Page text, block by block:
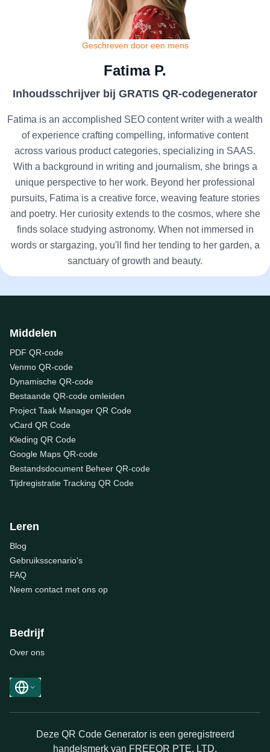
Geschreven door een mens
Fatima P.
Inhoudsschrijver bij GRATIS QR-codegenerator
Fatima is an accomplished SEO content writer with a wealth
of experience crafting compelling, informative content
across various product categories, specializing in SAAS.
With a background in writing and journalism, she brings a
unique perspective to her work. Beyond her professional
pursuits, Fatima is a creative force, weaving feature stories
and poetry. Her curiosity extends to the cosmos, where she
finds solace studying astronomy. When not immersed in
words or stargazing, you'll find her tending to her garden, a
sanctuary of growth and beauty.
Middelen
PDF QR-code
Venmo QR-code
Dynamische QR-code
Bestaande QR-code omleiden
Project Taak Manager QR Code
vCard QR Code
Kleding QR Code
Google Maps QR-code
Bestandsdocument Beheer QR-code
Tijdregistratie Tracking QR Code
Leren
Blog
Gebruiksscenario's
FAQ
Neem contact met ons op
Bedrijf
Over ons
Deze QR Code Generator is een geregistreerd
handelsmerk van FREEQR PTE. LTD.